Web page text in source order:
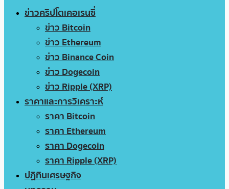
ข่าวคริปโตเคอเรนซี่
ข่าว Bitcoin
ข่าว Ethereum
ข่าว Binance Coin
ข่าว Dogecoin
ข่าว Ripple (XRP)
ราคาและการวิเคราะห์
ราคา Bitcoin
ราคา Ethereum
ราคา Dogecoin
ราคา Ripple (XRP)
ปฏิทินเศรษฐกิจ